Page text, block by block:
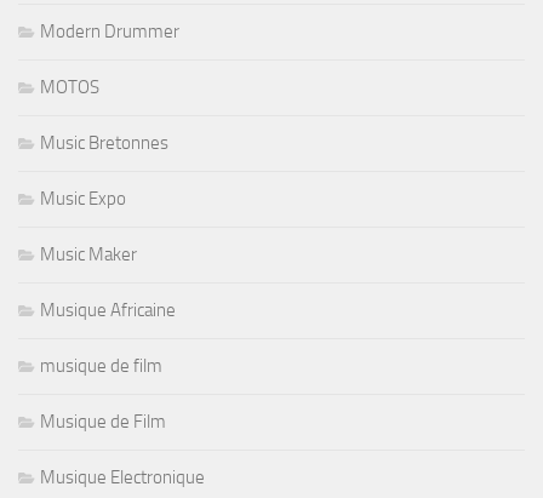
Modern Drummer
MOTOS
Music Bretonnes
Music Expo
Music Maker
Musique Africaine
musique de film
Musique de Film
Musique Electronique